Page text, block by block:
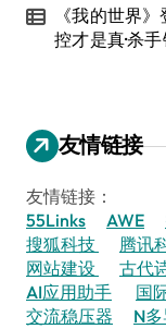
《我的世界
控才是真·杀手
友情链接
友情链接：
55Links
AWE
搜狐科技
腾讯
网站建设
古代
AI应用助手
国
交流稳压器
N